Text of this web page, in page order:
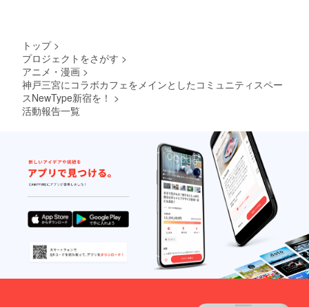
トップ >
プロジェクトをさがす >
アニメ・漫画 >
神戸三宮にコラボカフェをメインとしたコミュニティスペー
スNewType新宿を！ >
活動報告一覧